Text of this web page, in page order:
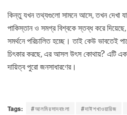
কিন্তু যখন তথ্যগুলো সামনে আসে, তখন দেখা যায়
পাকিস্তান ও সমগ্র বিশ্বকে স্তব্ধ করে
সমর্থনে পরিচালিত হচ্ছে। তাই কেউ ভাবতেই
চিৎকার করছে, এর আসল উৎস কোথায়? এটি
দায়িত্ব পুরো জনসাধারণের।
Tags: #আলমিরসাদবাংলা #দাঈশখাওয়ারিজ